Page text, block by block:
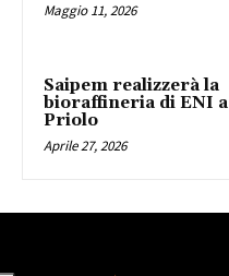
Maggio 11, 2026
Saipem realizzerà la
bioraffineria di ENI a
Priolo
Aprile 27, 2026